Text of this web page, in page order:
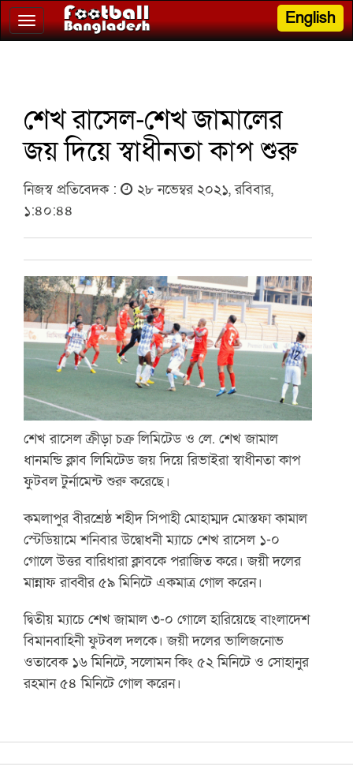
Toggle
navigation
English
শেখ রাসেল-শেখ জামালের
জয় দিয়ে স্বাধীনতা কাপ শুরু
নিজস্ব প্রতিবেদক :
২৮ নভেম্বর ২০২১, রবিবার,
১:৪০:৪৪
শেখ রাসেল ক্রীড়া চক্র লিমিটেড ও লে. শেখ জামাল
ধানমন্ডি ক্লাব লিমিটেড জয় দিয়ে রিভাইরা স্বাধীনতা কাপ
ফুটবল টুর্নামেন্ট শুরু করেছে।
কমলাপুর বীরশ্রেষ্ঠ শহীদ সিপাহী মোহাম্মদ মোস্তফা কামাল
স্টেডিয়ামে শনিবার উদ্বোধনী ম্যাচে শেখ রাসেল ১-০
গোলে উত্তর বারিধারা ক্লাবকে পরাজিত করে। জয়ী দলের
মান্নাফ রাব্বীর ৫৯ মিনিটে একমাত্র গোল করেন।
দ্বিতীয় ম্যাচে শেখ জামাল ৩-০ গোলে হারিয়েছে বাংলাদেশ
বিমানবাহিনী ফুটবল দলকে। জয়ী দলের ভালিজনোভ
ওতাবেক ১৬ মিনিটে, সলোমন কিং ৫২ মিনিটে ও সোহানুর
রহমান ৫৪ মিনিটে গোল করেন।